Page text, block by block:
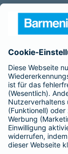
Stress für Sie und
Um Ihnen die
Anbieter
bei FirstVet als
Direktabrechnung.
Anbieter und uns
Für mehr Infos zu